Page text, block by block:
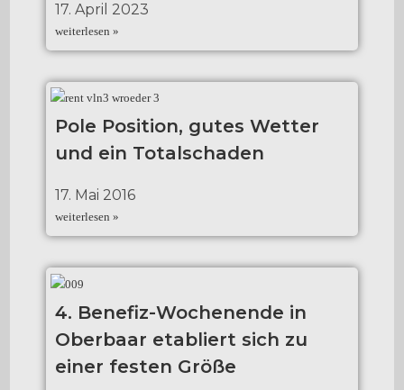
17. April 2023
weiterlesen »
Pole Position, gutes Wetter
und ein Totalschaden
17. Mai 2016
weiterlesen »
4. Benefiz-Wochenende in
Oberbaar etabliert sich zu
einer festen Größe